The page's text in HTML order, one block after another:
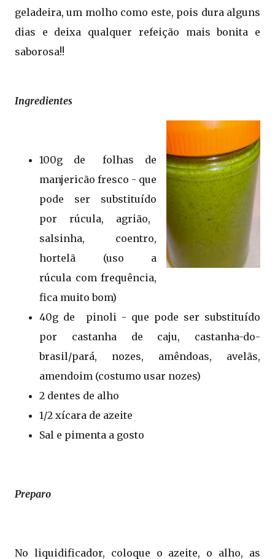
geladeira, um molho como este, pois dura alguns
dias e deixa qualquer refeição mais bonita e
saborosa!!
Ingredientes
100g de folhas de
manjericão fresco - que
pode ser substituído
por rúcula, agrião,
salsinha, coentro,
hortelã (uso a
rúcula com frequência,
fica muito bom)
40g de pinoli - que pode ser substituído
por castanha de caju, castanha-do-
brasil/pará, nozes, amêndoas, avelãs,
amendoim (costumo usar nozes)
2 dentes de alho
1/2 xícara de azeite
Sal e pimenta a gosto
Preparo
No liquidificador, coloque o azeite, o alho, as